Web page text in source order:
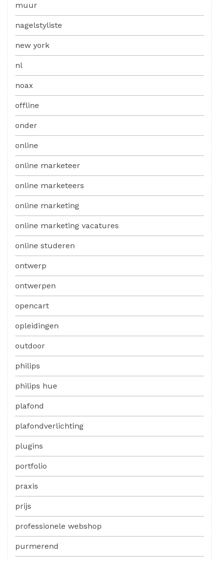
muur
nagelstyliste
new york
nl
noax
offline
onder
online
online marketeer
online marketeers
online marketing
online marketing vacatures
online studeren
ontwerp
ontwerpen
opencart
opleidingen
outdoor
philips
philips hue
plafond
plafondverlichting
plugins
portfolio
praxis
prijs
professionele webshop
purmerend